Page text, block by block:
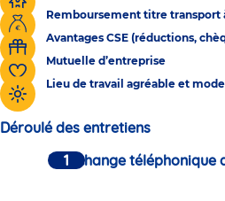
Remboursement titre transport
Avantages CSE (réductions,
Mutuelle d’entreprise
Lieu de travail agréable et
Déroulé des entretiens
Un échange téléphonique